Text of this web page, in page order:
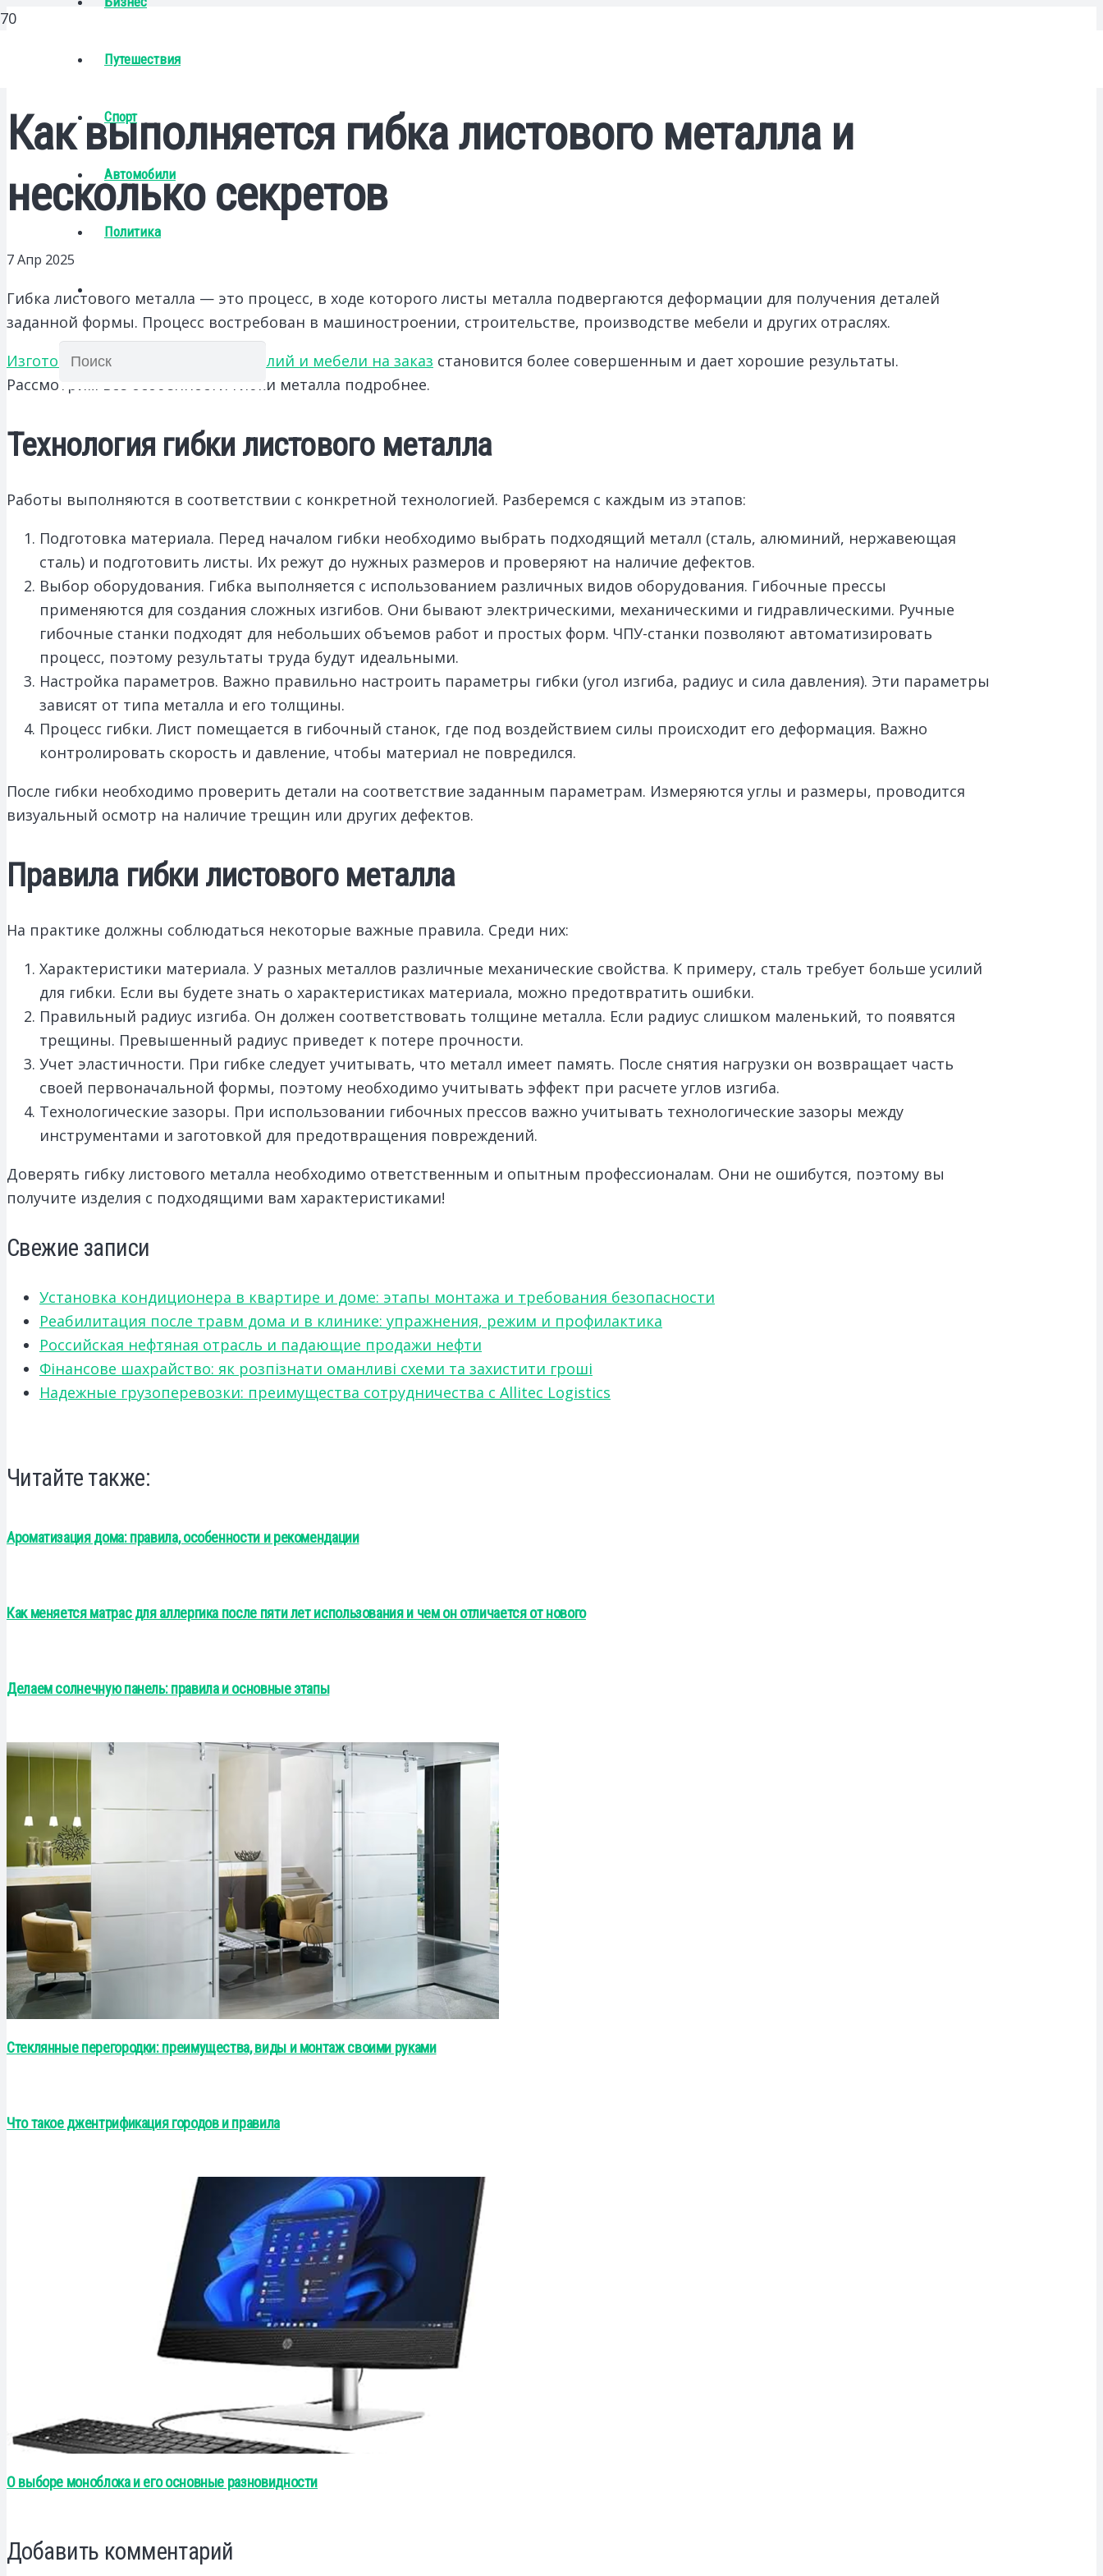
Путешествия
Спорт
Автомобили
Политика
Как выполняется гибка листового металла и
несколько секретов
7 Апр 2025
Гибка листового металла — это процесс, в ходе которого листы металла подвергаются деформации для получения деталей
заданной формы. Процесс востребован в машиностроении, строительстве, производстве мебели и других отраслях.
Изготовление металлических изделий и мебели на заказ становится более совершенным и дает хорошие результаты.
Рассмотрим все особенности гибки металла подробнее.
Технология гибки листового металла
Работы выполняются в соответствии с конкретной технологией. Разберемся с каждым из этапов:
Подготовка материала. Перед началом гибки необходимо выбрать подходящий металл (сталь, алюминий, нержавеющая
сталь) и подготовить листы. Их режут до нужных размеров и проверяют на наличие дефектов.
Выбор оборудования. Гибка выполняется с использованием различных видов оборудования. Гибочные прессы
применяются для создания сложных изгибов. Они бывают электрическими, механическими и гидравлическими. Ручные
гибочные станки подходят для небольших объемов работ и простых форм. ЧПУ-станки позволяют автоматизировать
процесс, поэтому результаты труда будут идеальными.
Настройка параметров. Важно правильно настроить параметры гибки (угол изгиба, радиус и сила давления). Эти параметры
зависят от типа металла и его толщины.
Процесс гибки. Лист помещается в гибочный станок, где под воздействием силы происходит его деформация. Важно
контролировать скорость и давление, чтобы материал не повредился.
После гибки необходимо проверить детали на соответствие заданным параметрам. Измеряются углы и размеры, проводится
визуальный осмотр на наличие трещин или других дефектов.
Правила гибки листового металла
На практике должны соблюдаться некоторые важные правила. Среди них:
Характеристики материала. У разных металлов различные механические свойства. К примеру, сталь требует больше усилий
для гибки. Если вы будете знать о характеристиках материала, можно предотвратить ошибки.
Правильный радиус изгиба. Он должен соответствовать толщине металла. Если радиус слишком маленький, то появятся
трещины. Превышенный радиус приведет к потере прочности.
Учет эластичности. При гибке следует учитывать, что металл имеет память. После снятия нагрузки он возвращает часть
своей первоначальной формы, поэтому необходимо учитывать эффект при расчете углов изгиба.
Технологические зазоры. При использовании гибочных прессов важно учитывать технологические зазоры между
инструментами и заготовкой для предотвращения повреждений.
Доверять гибку листового металла необходимо ответственным и опытным профессионалам. Они не ошибутся, поэтому вы
получите изделия с подходящими вам характеристиками!
Свежие записи
Установка кондиционера в квартире и доме: этапы монтажа и требования безопасности
Реабилитация после травм дома и в клинике: упражнения, режим и профилактика
Российская нефтяная отрасль и падающие продажи нефти
Фінансове шахрайство: як розпізнати оманливі схеми та захистити гроші
Надежные грузоперевозки: преимущества сотрудничества с Allitec Logistics
Читайте также:
Ароматизация дома: правила, особенности и рекомендации
Как меняется матрас для аллергика после пяти лет использования и чем он отличается от нового
Делаем солнечную панель: правила и основные этапы
Стеклянные перегородки: преимущества, виды и монтаж своими руками
Что такое джентрификация городов и правила
О выборе моноблока и его основные разновидности
Добавить комментарий